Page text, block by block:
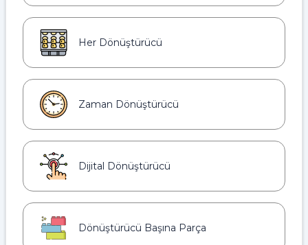
Her Dönüştürücü
Zaman Dönüştürücü
Dijital Dönüştürücü
Dönüştürücü Başına Parça